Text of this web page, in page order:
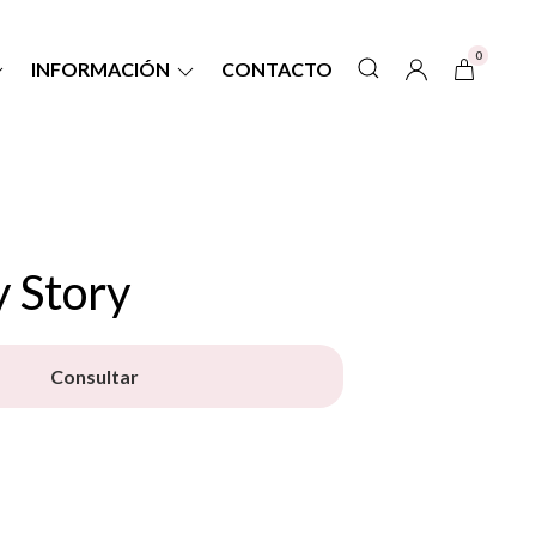
INFORMACIÓN CONTACTO
0
Story
Consultar